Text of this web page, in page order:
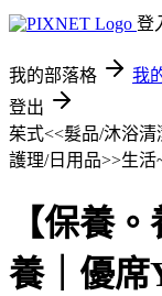
登
我的部落格 我
登出
茱式<<髮品/沐浴清
護理/日用品>>生活
【保養
養｜優席